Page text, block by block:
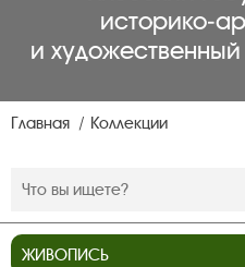
и
Главная Коллекции
ЖИВОПИСЬ